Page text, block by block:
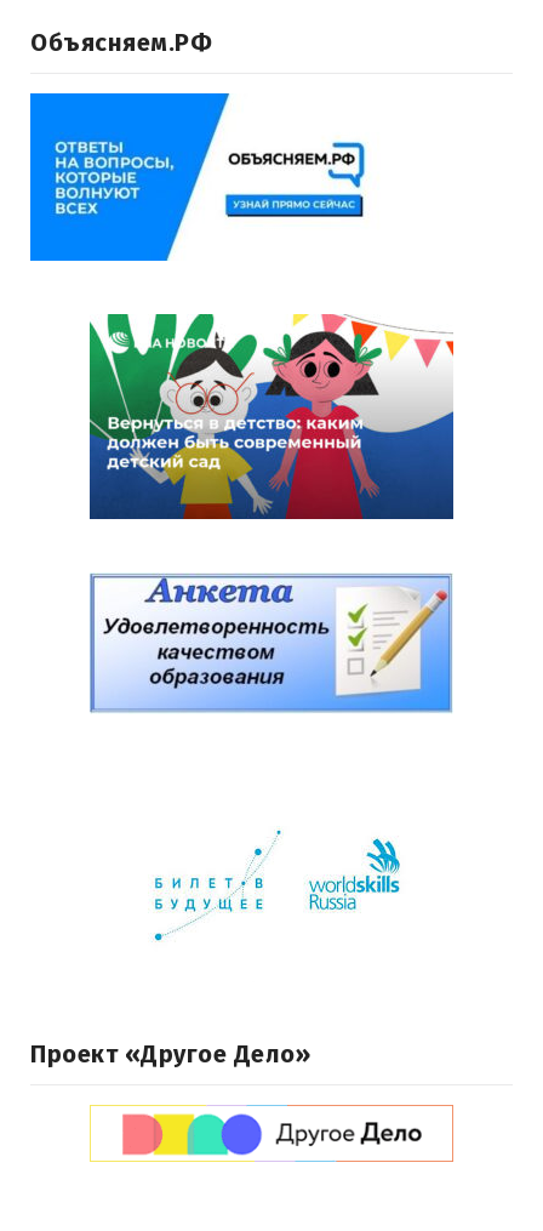
Объясняем.РФ
Проект «Другое Дело»